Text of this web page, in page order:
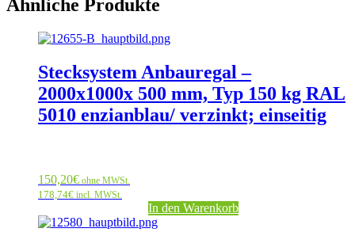
Ähnliche Produkte
Stecksystem Anbauregal –
2000x1000x 500 mm, Typ 150 kg RAL
5010 enzianblau/ verzinkt; einseitig
150,20€ ohne MWSt.
178,74€ incl. MWSt.
In den Warenkorb